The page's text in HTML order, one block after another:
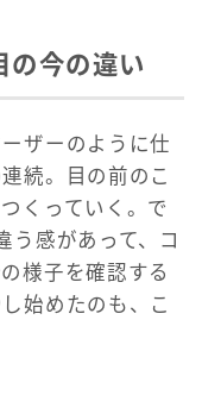
の今の違い
ザーのように仕
続。目の前のこ
くっていく。で
う感があって、コ
様子を確認する
始めたのも、こ